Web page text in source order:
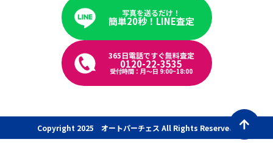
写真を送るだけ！
簡単20秒！LINE査定
365日電話ですぐ無料査定
0120-22-3535
受付時間：月〜日 9:00~18:00
Copyright 2025 オートパーチェス All Rights Reserved.